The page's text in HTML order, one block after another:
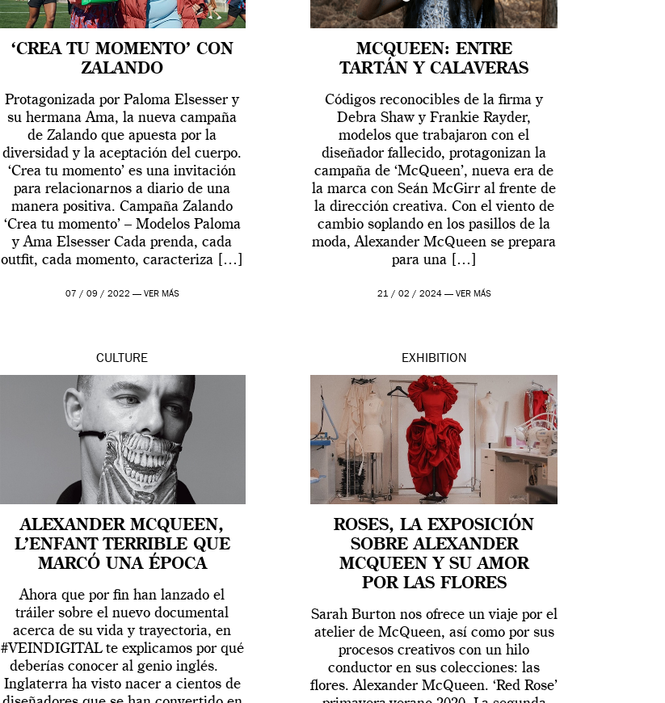
‘CREA TU MOMENTO’ CON
ZALANDO
Protagonizada por Paloma Elsesser y
su hermana Ama, la nueva campaña
de Zalando que apuesta por la
diversidad y la aceptación del cuerpo.
‘Crea tu momento’ es una invitación
para relacionarnos a diario de una
manera positiva. Campaña Zalando
‘Crea tu momento’ – Modelos Paloma
y Ama Elsesser Cada prenda, cada
outfit, cada momento, caracteriza […]
07 / 09 / 2022 — VER MÁS
MCQUEEN: ENTRE
TARTÁN Y CALAVERAS
Códigos reconocibles de la firma y
Debra Shaw y Frankie Rayder,
modelos que trabajaron con el
diseñador fallecido, protagonizan la
campaña de ‘McQueen’, nueva era de
la marca con Seán McGirr al frente de
la dirección creativa. Con el viento de
cambio soplando en los pasillos de la
moda, Alexander McQueen se prepara
para una […]
21 / 02 / 2024 — VER MÁS
CULTURE
ALEXANDER MCQUEEN,
L’ENFANT TERRIBLE QUE
MARCÓ UNA ÉPOCA
Ahora que por fin han lanzado el
tráiler sobre el nuevo documental
acerca de su vida y trayectoria, en
#VEINDIGITAL te explicamos por qué
deberías conocer al genio inglés.
Inglaterra ha visto nacer a cientos de
EXHIBITION
ROSES, LA EXPOSICIÓN
SOBRE ALEXANDER
MCQUEEN Y SU AMOR
POR LAS FLORES
Sarah Burton nos ofrece un viaje por el
atelier de McQueen, así como por sus
procesos creativos con un hilo
conductor en sus colecciones: las
flores. Alexander McQueen. ‘Red Rose’